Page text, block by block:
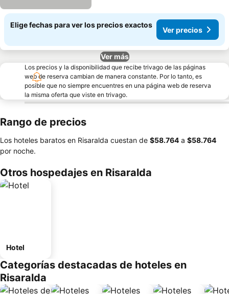
Elige fechas para ver los precios exactos
Ver precios
Ver más
Los precios y la disponibilidad que recibe trivago de las páginas
web de reserva cambian de manera constante. Por lo tanto, es
posible que no siempre encuentres en una página web de reserva
la misma oferta que viste en trivago.
Rango de precios
Los hoteles baratos en Risaralda cuestan de ‎$58.764 a ‎$58.764
por noche.
Otros hospedajes en Risaralda
Hotel
Categorías destacadas de hoteles en
Risaralda